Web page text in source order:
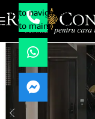
Skip to navigation
Skip to main content